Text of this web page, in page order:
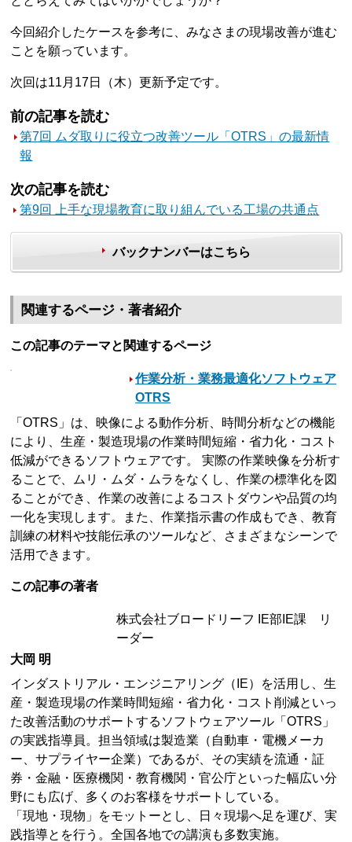
今回紹介したケースを参考に、みなさまの現場改善が進む
ことを願っています。
次回は11月17日（木）更新予定です。
前の記事を読む
第7回 ムダ取りに役立つ改善ツール「OTRS」の最新情
報
次の記事を読む
第9回 上手な現場教育に取り組んでいる工場の共通点
バックナンバーはこちら
関連するページ・著者紹介
この記事のテーマと関連するページ
作業分析・業務最適化ソフトウェア
OTRS
「OTRS」は、映像による動作分析、時間分析などの機能
により、生産・製造現場の作業時間短縮・省力化・コスト
低減ができるソフトウェアです。 実際の作業映像を分析す
ることで、ムリ・ムダ・ムラをなくし、作業の標準化を図
ることができ、作業の改善によるコストダウンや品質の均
一化を実現します。また、作業指示書の作成もでき、教育
訓練の材料や技能伝承のツールなど、さまざまなシーンで
活用できます。
この記事の著者
株式会社ブロードリーフ IE部IE課 リ
ーダー
大岡 明
インダストリアル・エンジニアリング（IE）を活用し、生
産・製造現場の作業時間短縮・省力化・コスト削減といっ
た改善活動のサポートするソフトウェアツール「OTRS」
の実践指導員。担当領域は製造業（自動車・電機メーカ
ー、サプライヤー企業）であるが、その実績を流通・証
券・金融・医療機関・教育機関・官公庁といった幅広い分
野にも広げ、多くのお客様をサポートしている。
「現地・現物」をモットーとし、日々現場へ足を運び、実
践指導とを行う。全国各地での講演も多数実施。